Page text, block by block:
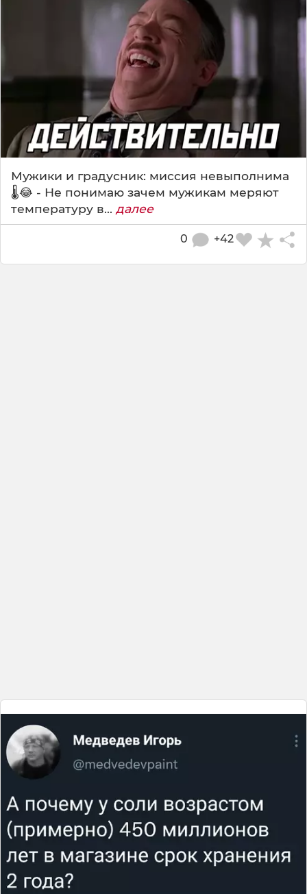
Мужики и градусник: миссия невыполнима
🌡️😂 - Не понимаю зачем мужикам меряют
температуру в... далее
+42
0